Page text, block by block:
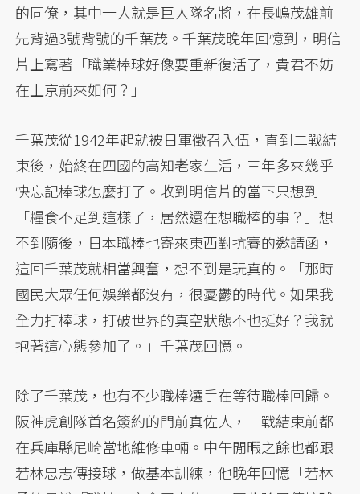
的同僚，其中一人就是巨人隊名將，在長嶋茂雄前
先背過3號背號的千葉茂。千葉茂晚年回憶到，明信
片上寫著「職業棒球好像要重新復活了，貴君不妨
在上京前來如何？」
千葉茂從1942年起就被日軍徵召入伍，直到二戰結
束後，始終在四國的高知老家生活，三年多來幾乎
快忘記棒球怎麼打了。收到明信片的當下只想到
「糧食不足到這樣了，居然還在想職棒的事？」想
不到隨後，日本職棒也寄來東西對抗賽的邀請函，
這回千葉茂就相當興奮，想不到是玩真的。「那時
國民大眾任何娛樂都沒有，很憂鬱的時代。如果我
全力打棒球，打破世界的真空狀態不也挺好？我就
抱著這心態參加了。」千葉茂回憶。
除了千葉茂，也有不少職棒選手在等待職棒回歸。
阪神虎創隊首名簽約的門前真佐人，二戰結束前都
在兵庫縣尼崎當地維修車輛。中午閒暇之餘也都跟
若林忠志傳接球，做基本訓練，他晚年回憶「若林